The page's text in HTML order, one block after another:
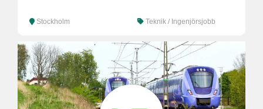
Stockholm Teknik / Ingenjörsjobb